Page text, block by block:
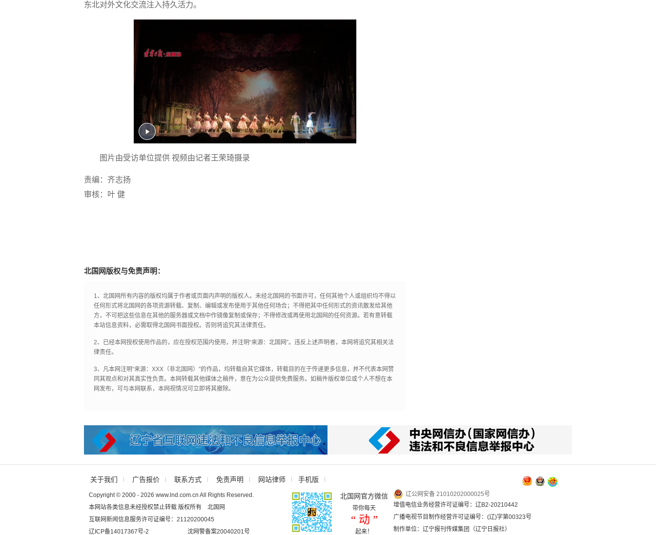
东北对外文化交流注入持久活力。
图片由受访单位提供 视频由记者王荣琦摄录
责编：齐志扬
审核：叶 健
北国网版权与免责声明：
1、北国网所有内容的版权均属于作者或页面内声明的版权人。未经北国网的书面许可，任何其他个人或组织均不得以
任何形式将北国网的各项资源转载、复制、编辑或发布使用于其他任何场合；不得把其中任何形式的资讯散发给其他
方，不可把这些信息在其他的服务器或文档中作镜像复制或保存；不得修改或再使用北国网的任何资源。若有意转载
本站信息资料，必需取得北国网书面授权。否则将追究其法律责任。
2、已经本网授权使用作品的，应在授权范围内使用，并注明“来源：北国网”。违反上述声明者，本网将追究其相关法
律责任。
3、凡本网注明“来源：XXX（非北国网）”的作品，均转载自其它媒体，转载目的在于传递更多信息，并不代表本网赞
同其观点和对其真实性负责。本网转载其他媒体之稿件，意在为公众提供免费服务。如稿件版权单位或个人不想在本
网发布，可与本网联系，本网视情况可立即将其撤除。
关于我们 广告报价 联系方式 免责声明 网站律师 手机版
Copyright © 2000 - 2026 www.lnd.com.cn All Rights Reserved.
本网站各类信息未经授权禁止转载 版权所有 北国网
互联网新闻信息服务许可证编号：21120200045
辽ICP备14017367号-2
沈网警备案20040201号
北国网官方微信
带你每天
“ 动 ”
起来！
辽公网安备 21010202000025号
增值电信业务经营许可证编号：辽B2-20210442
广播电视节目制作经营许可证编号：(辽)字第00323号
制作单位：辽宁报刊传媒集团（辽宁日报社）